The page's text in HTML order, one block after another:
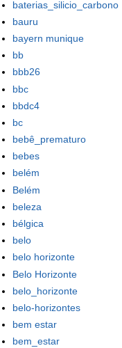
baterias_silicio_carbono
bauru
bayern munique
bb
bbb26
bbc
bbdc4
bc
bebê_prematuro
bebes
belém
Belém
beleza
bélgica
belo
belo horizonte
Belo Horizonte
belo_horizonte
belo-horizontes
bem estar
bem_estar